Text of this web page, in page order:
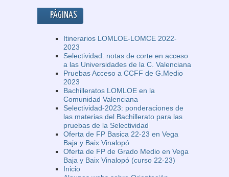
PÁGINAS
Itinerarios LOMLOE-LOMCE 2022-
2023
Selectividad: notas de corte en acceso
a las Universidades de la C. Valenciana
Pruebas Acceso a CCFF de G.Medio
2023
Bachilleratos LOMLOE en la
Comunidad Valenciana
Selectividad-2023: ponderaciones de
las materias del Bachillerato para las
pruebas de la Selectividad
Oferta de FP Basica 22-23 en Vega
Baja y Baix Vinalopó
Oferta de FP de Grado Medio en Vega
Baja y Baix Vinalopó (curso 22-23)
Inicio